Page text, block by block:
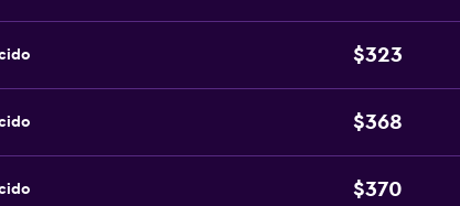
$323
$368
$370